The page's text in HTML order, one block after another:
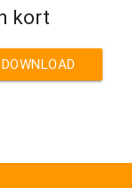
kort
DOWNLOAD